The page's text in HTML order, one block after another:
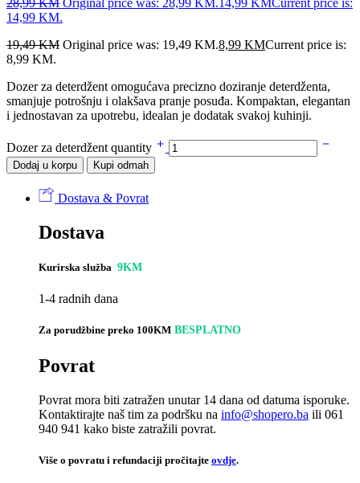
28,99KM Original price was: 28,99 KM.14,99 KMCurrent price is:
14,99 KM.
19,49KM Original price was: 19,49 KM.8,99 KMCurrent price is:
8,99 KM.
Dozer za deterdžent omogućava precizno doziranje deterdženta,
smanjuje potrošnju i olakšava pranje posuđa. Kompaktan, elegantan
i jednostavan za upotrebu, idealan je dodatak svakoj kuhinji.
Dozer za deterdžent quantity
Dodaj u korpu Kupi odmah
Dostava & Povrat
Dostava
Kurirska služba 9KM
1-4 radnih dana
Za porudžbine preko 100KM BESPLATNO
Povrat
Povrat mora biti zatražen unutar 14 dana od datuma isporuke.
Kontaktirajte naš tim za podršku na info@shopero.ba ili 061
940 941 kako biste zatražili povrat.
Više o povratu i refundaciji pročitajte ovdje.